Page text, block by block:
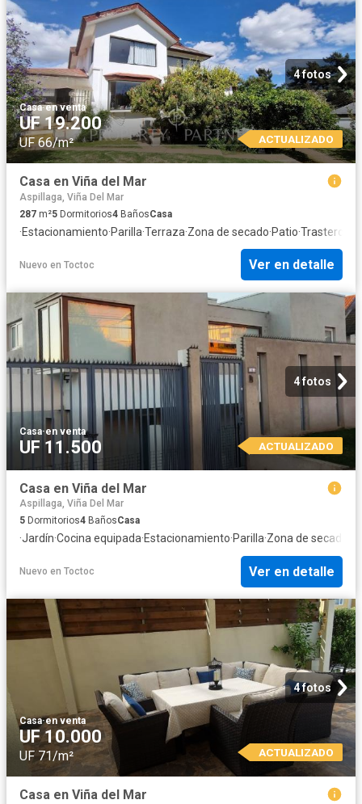
4 fotos
Casa·en venta
UF 19.200
UF 66/m² ACTUALIZADO
Casa en Viña del Mar
Aspillaga, Viña Del Mar
287 m²5 Dormitorios4 BañosCasa
·Estacionamiento·Parilla·Terraza·Zona de secado·Patio·Trastero
Nuevo en Toctoc Ver en detalle
4 fotos
Casa·en venta
UF 11.500 ACTUALIZADO
Casa en Viña del Mar
Aspillaga, Viña Del Mar
5 Dormitorios4 BañosCasa
·Jardín·Cocina equipada·Estacionamiento·Parilla·Zona de secado
Nuevo en Toctoc Ver en detalle
4 fotos
Casa·en venta
UF 10.000
UF 71/m² ACTUALIZADO
Casa en Viña del Mar